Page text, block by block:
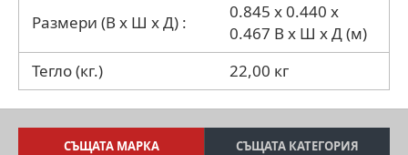
Размери (В х Ш х Д) :
0.845 х 0.440 х
0.467 В x Ш x Д (м)
Тегло (кг.)
22,00 кг
СЪЩАТА МАРКА СЪЩАТА КАТЕГОРИЯ